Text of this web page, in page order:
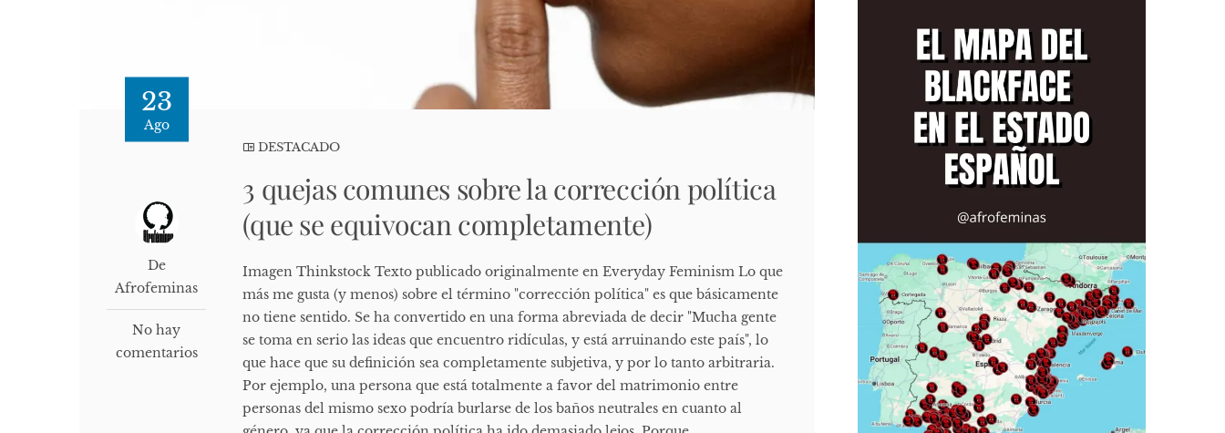
23
Ago
De
Afrofeminas
No hay
comentarios
DESTACADO
3 quejas comunes sobre la corrección política
(que se equivocan completamente)
Imagen Thinkstock Texto publicado originalmente en Everyday Feminism Lo que
más me gusta (y menos) sobre el término "corrección política" es que básicamente
no tiene sentido. Se ha convertido en una forma abreviada de decir "Mucha gente
se toma en serio las ideas que encuentro ridículas, y está arruinando este país", lo
que hace que su definición sea completamente subjetiva, y por lo tanto arbitraria.
Por ejemplo, una persona que está totalmente a favor del matrimonio entre
personas del mismo sexo podría burlarse de los baños neutrales en cuanto al